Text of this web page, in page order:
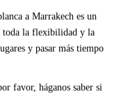
a Marrakech es un
toda la flexibilidad y la
y pasar más tiempo
favor, háganos saber si